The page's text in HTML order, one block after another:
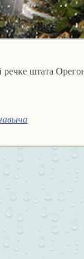
штата